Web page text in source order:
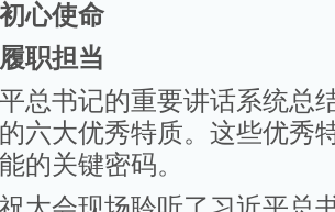
心使命
担当
书记的重要讲话系统总
六大优秀特质。这些优秀
的关键密码。